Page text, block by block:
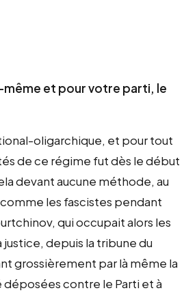
et pour votre parti, le
oligarchique, et pour tout
de ce régime fut dès le début
devant aucune méthode, au
les fascistes pendant
qui occupait alors les
depuis la tribune du
grossièrement par là même la
contre le Parti et à